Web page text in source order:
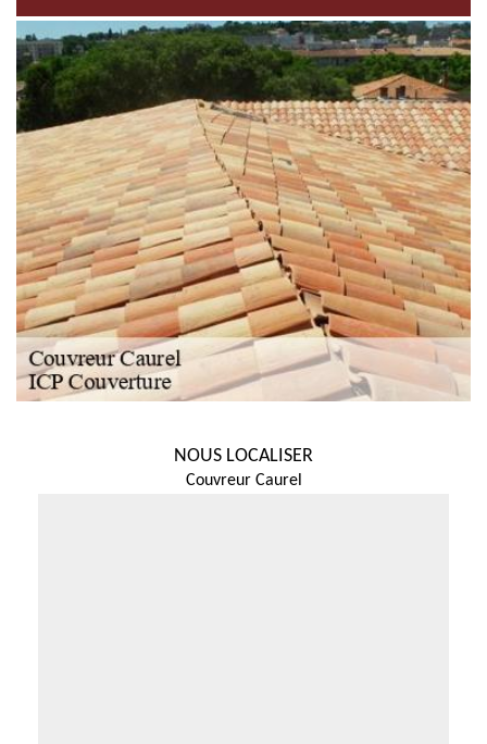
NOUS LOCALISER
Couvreur Caurel